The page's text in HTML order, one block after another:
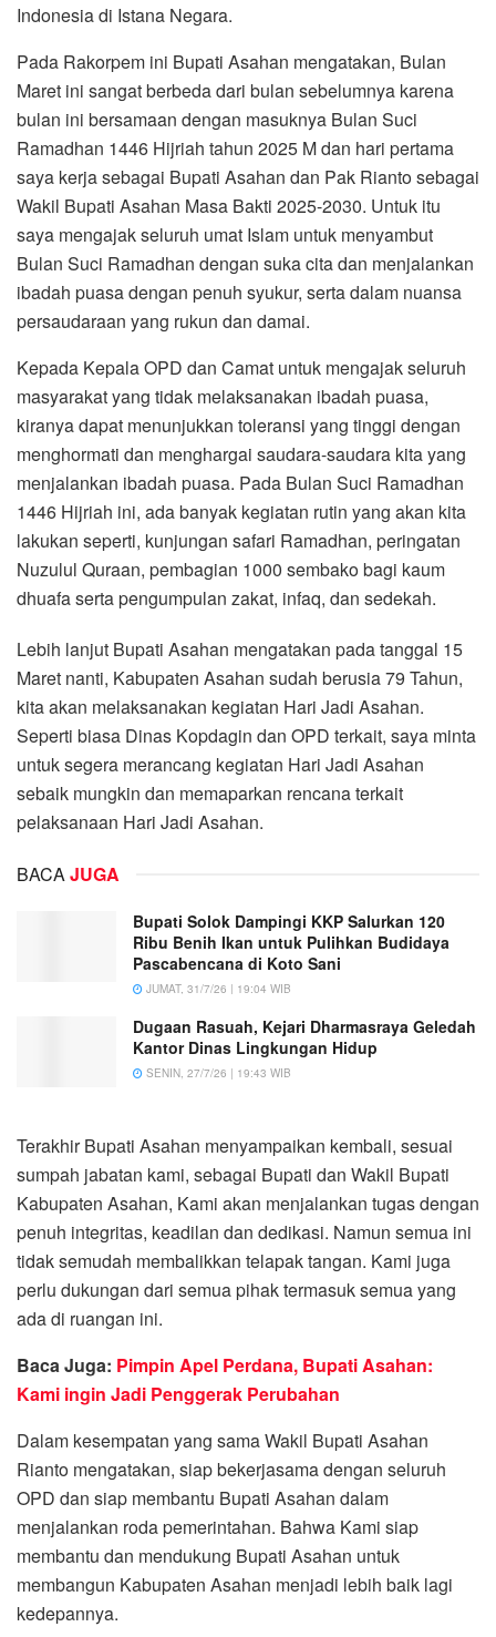
Indonesia di Istana Negara.
Pada Rakorpem ini Bupati Asahan mengatakan, Bulan
Maret ini sangat berbeda dari bulan sebelumnya karena
bulan ini bersamaan dengan masuknya Bulan Suci
Ramadhan 1446 Hijriah tahun 2025 M dan hari pertama
saya kerja sebagai Bupati Asahan dan Pak Rianto sebagai
Wakil Bupati Asahan Masa Bakti 2025-2030. Untuk itu
saya mengajak seluruh umat Islam untuk menyambut
Bulan Suci Ramadhan dengan suka cita dan menjalankan
ibadah puasa dengan penuh syukur, serta dalam nuansa
persaudaraan yang rukun dan damai.
Kepada Kepala OPD dan Camat untuk mengajak seluruh
masyarakat yang tidak melaksanakan ibadah puasa,
kiranya dapat menunjukkan toleransi yang tinggi dengan
menghormati dan menghargai saudara-saudara kita yang
menjalankan ibadah puasa. Pada Bulan Suci Ramadhan
1446 Hijriah ini, ada banyak kegiatan rutin yang akan kita
lakukan seperti, kunjungan safari Ramadhan, peringatan
Nuzulul Quraan, pembagian 1000 sembako bagi kaum
dhuafa serta pengumpulan zakat, infaq, dan sedekah.
Lebih lanjut Bupati Asahan mengatakan pada tanggal 15
Maret nanti, Kabupaten Asahan sudah berusia 79 Tahun,
kita akan melaksanakan kegiatan Hari Jadi Asahan.
Seperti biasa Dinas Kopdagin dan OPD terkait, saya minta
untuk segera merancang kegiatan Hari Jadi Asahan
sebaik mungkin dan memaparkan rencana terkait
pelaksanaan Hari Jadi Asahan.
BACAJUGA
Bupati Solok Dampingi KKP Salurkan 120
Ribu Benih Ikan untuk Pulihkan Budidaya
Pascabencana di Koto Sani
JUMAT, 31/7/26 | 19:04 WIB
Dugaan Rasuah, Kejari Dharmasraya Geledah
Kantor Dinas Lingkungan Hidup
SENIN, 27/7/26 | 19:43 WIB
Terakhir Bupati Asahan menyampaikan kembali, sesuai
sumpah jabatan kami, sebagai Bupati dan Wakil Bupati
Kabupaten Asahan, Kami akan menjalankan tugas dengan
penuh integritas, keadilan dan dedikasi. Namun semua ini
tidak semudah membalikkan telapak tangan. Kami juga
perlu dukungan dari semua pihak termasuk semua yang
ada di ruangan ini.
Baca Juga: Pimpin Apel Perdana, Bupati Asahan:
Kami ingin Jadi Penggerak Perubahan
Dalam kesempatan yang sama Wakil Bupati Asahan
Rianto mengatakan, siap bekerjasama dengan seluruh
OPD dan siap membantu Bupati Asahan dalam
menjalankan roda pemerintahan. Bahwa Kami siap
membantu dan mendukung Bupati Asahan untuk
membangun Kabupaten Asahan menjadi lebih baik lagi
kedepannya.